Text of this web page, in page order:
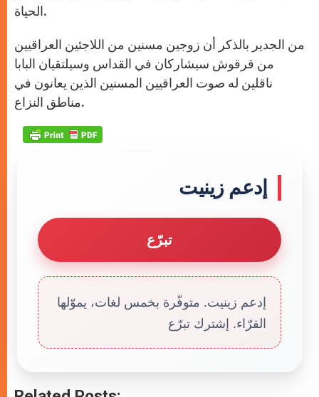
الحياة.
من الجدير بالذكر أن زوجين مسنين من اللاجئين العراقيين
من قرقوش سيشاركان في القداس وسيلتقيان البابا
ناقلين له صوت العراقيين المسنين الذين يعانون في
مناطق النزاع.
إدعم زينيت
تبرّع
إدعم زينيت. متوفّرة بخمس لغات، يموّلها
القرّاء. إشترك تبرّع